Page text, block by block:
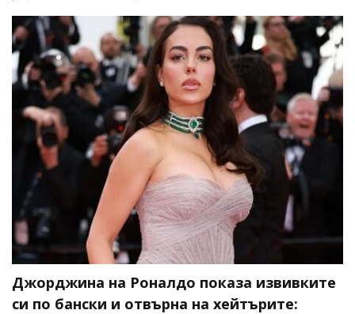
Джорджина на Роналдо показа извивките
си по бански и отвърна на хейтърите: